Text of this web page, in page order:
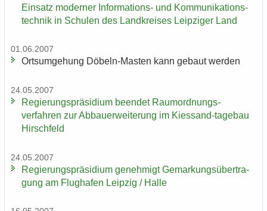
Ein­satz mo­der­ner Informations-​ und Kom­mu­ni­ka­ti­ons­
tech­nik in Schu­len des Land­krei­ses Leip­zi­ger Land
01.06.2007
Orts­um­ge­hung Döbeln-​Masten kann ge­baut wer­den
24.05.2007
Re­gie­rungs­prä­si­di­um be­en­det Raumordnungs-​
verfahren zur Ab­bau­erwei­te­rung im Kiessand-​tagebau
Hirsch­feld
24.05.2007
Re­gie­rungs­prä­si­di­um ge­neh­migt Ge­mar­kungs­über­tra­
gung am Flug­ha­fen Leip­zig / Halle